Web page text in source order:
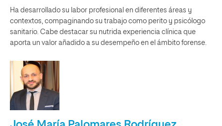
Ha desarrollado su labor profesional en diferentes áreas y
contextos, compaginando su trabajo como perito y psicólogo
sanitario. Cabe destacar su nutrida experiencia clínica que
aporta un valor añadido a su desempeño en el ámbito forense.